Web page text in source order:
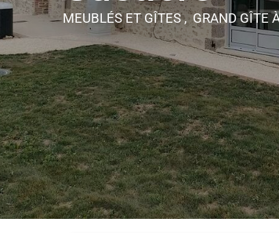
MEUBLÉS ET GÎTES , GRAND GÎTE